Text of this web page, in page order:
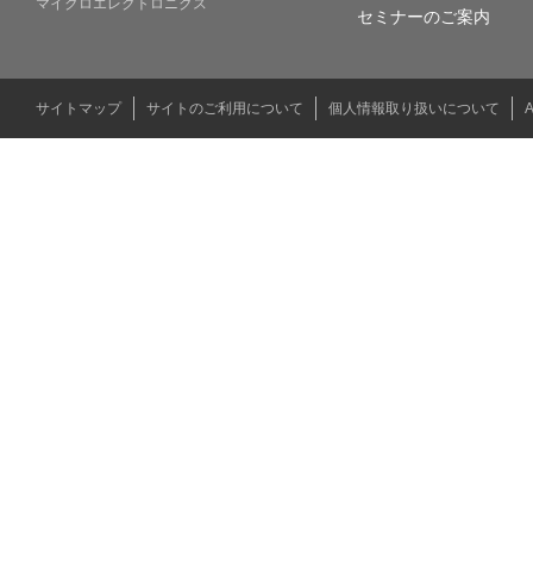
マイクロエレクトロニクス
セミナーのご案内
サイトマップ サイトのご利用について 個人情報取り扱いについて